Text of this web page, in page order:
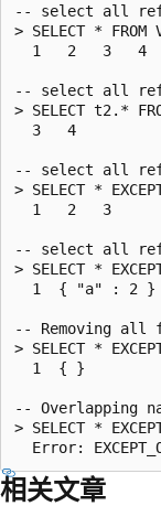
-- select all
> SELECT *
  1   2   3   4
-- select all
> SELECT t2.*
  3   4
-- select all
> SELECT *
  1   2   3
-- select all
> SELECT *
  1  { "a" : 2 }
-- Removing
> SELECT *
  1  { }
-- Overlapping
> SELECT *
相关文章